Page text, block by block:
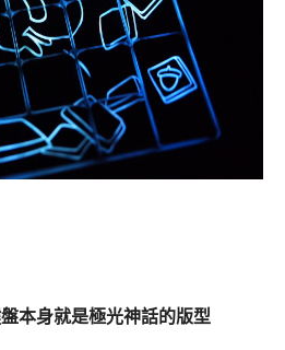
本身就是極光神話的版型